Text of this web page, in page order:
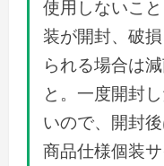
使用しないこ
装が開封、破
られる場合は
と。一度開封
いので、開封
商品仕様個装